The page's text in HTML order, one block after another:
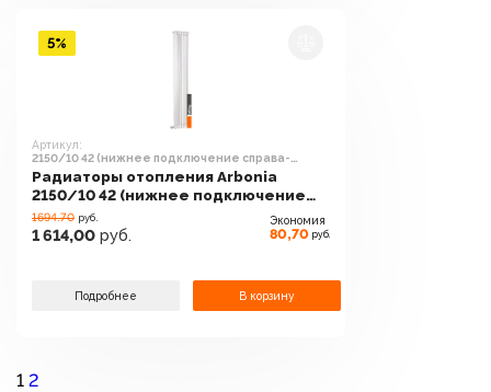
Артикул:
2150/10 42 (нижнее подключение справа-
налево)
Радиаторы отопления Arbonia
2150/10 42 (нижнее подключение
справа-налево)
1694.70 руб.
1 614,00 руб.
Экономия
80,70 руб.
Подробнее В корзину
5%
1 2